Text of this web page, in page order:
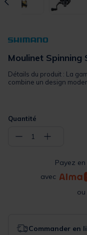
Moulinet Spinning
Détails du produit : La
combine un design
Quantité
− 1 +
Payez en
avec
Commander en